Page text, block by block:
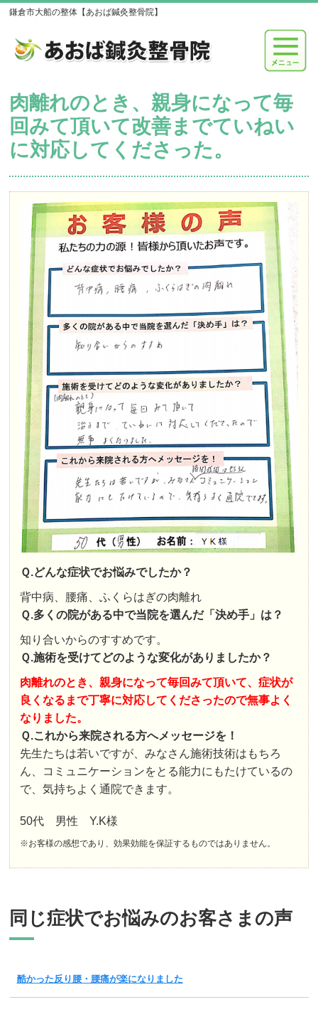
鎌倉市大船の整体【あおば鍼灸整骨院】
肉離れのとき、親身になって毎
回みて頂いて改善までていねい
に対応してくださった。
Ｑ.どんな症状でお悩みでしたか？
背中病、腰痛、ふくらはぎの肉離れ
Ｑ.多くの院がある中で当院を選んだ「決め手」は？
知り合いからのすすめです。
Ｑ.施術を受けてどのような変化がありましたか？
肉離れのとき、親身になって毎回みて頂いて、症状が
良くなるまで丁寧に対応してくださったので無事よく
なりました。
Ｑ.これから来院される方へメッセージを！
先生たちは若いですが、みなさん施術技術はもちろ
ん、コミュニケーションをとる能力にもたけているの
で、気持ちよく通院できます。
50代 男性 Y.K様
※お客様の感想であり、効果効能を保証するものではありません。
同じ症状でお悩みのお客さまの声
酷かった反り腰・腰痛が楽になりました